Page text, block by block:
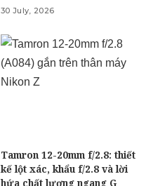
30 July, 2026
Tamron 12-20mm f/2.8: thiết
kế lột xác, khẩu f/2.8 và lời
hứa chất lượng ngang G